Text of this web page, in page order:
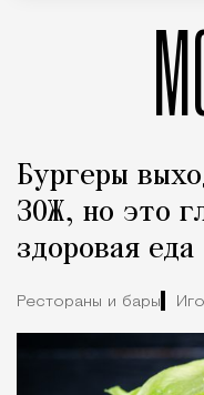
Бургеры
ЗОЖ, но это
здоровая еда
Рестораны и бары